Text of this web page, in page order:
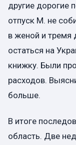
другие дорогие
отпуск М. не
в женой и тремя
остаться на
книжку. Были
расходов.
больше.
В итоге
область. Две